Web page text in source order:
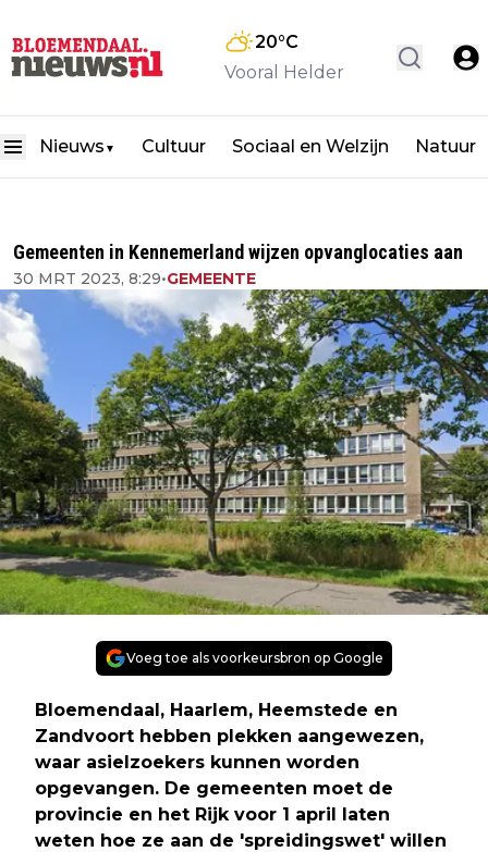
20°C
Vooral Helder
Nieuws ▼ Cultuur Sociaal en Welzijn Natuur
Gemeenten in Kennemerland wijzen opvanglocaties aan
30 MRT 2023, 8:29•GEMEENTE
Voeg toe als voorkeursbron op Google
Bloemendaal, Haarlem, Heemstede en
Zandvoort hebben plekken aangewezen,
waar asielzoekers kunnen worden
opgevangen. De gemeenten moet de
provincie en het Rijk voor 1 april laten
weten hoe ze aan de 'spreidingswet' willen